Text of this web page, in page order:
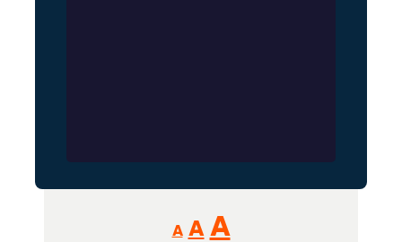
A
Reducir
tamaño
A Restablecer
AAumentar